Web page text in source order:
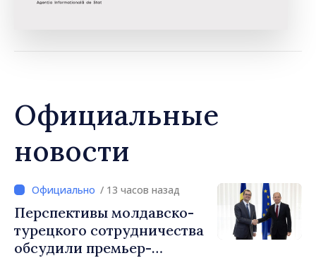
Официальные
новости
/ 13 часов назад
Перспективы молдавско-
турецкого сотрудничества
обсудили премьер-